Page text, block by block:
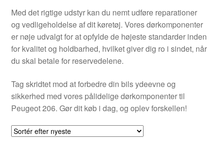
Med det rigtige udstyr kan du nemt udføre reparationer
og vedligeholdelse af dit køretøj. Vores dørkomponenter
er nøje udvalgt for at opfylde de højeste standarder inden
for kvalitet og holdbarhed, hvilket giver dig ro i sindet, når
du skal betale for reservedelene.
Tag skridtet mod at forbedre din bils ydeevne og
sikkerhed med vores pålidelige dørkomponenter til
Peugeot 206. Gør dit køb i dag, og oplev forskellen!